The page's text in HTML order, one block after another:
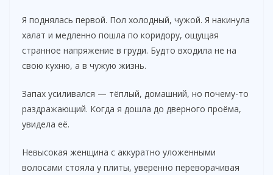
Я поднялась первой. Пол холодный, чужой. Я накинула
халат и медленно пошла по коридору, ощущая
странное напряжение в груди. Будто входила не на
свою кухню, а в чужую жизнь.
Запах усиливался — тёплый, домашний, но почему-то
раздражающий. Когда я дошла до дверного проёма,
увидела её.
Невысокая женщина с аккуратно уложенными
волосами стояла у плиты, уверенно переворачивая